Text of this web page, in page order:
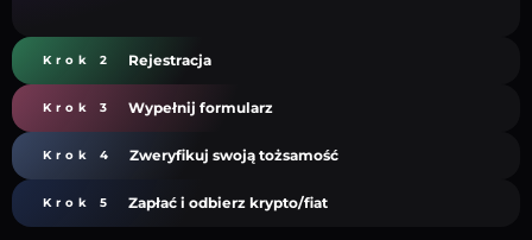
Krok 2 Rejestracja
Krok 3 Wypełnij formularz
Krok 4 Zweryfikuj swoją tożsamość
Krok 5 Zapłać i odbierz krypto/fiat